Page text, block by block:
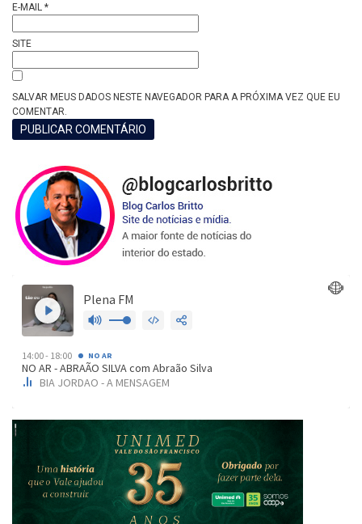
E-MAIL *
SITE
SALVAR MEUS DADOS NESTE NAVEGADOR PARA A PRÓXIMA VEZ QUE EU
COMENTAR.